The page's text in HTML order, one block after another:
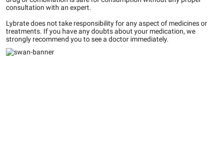
consultation with an expert.
Lybrate does not take responsibility for any aspect of medicines or
treatments. If you have any doubts about your medication, we
strongly recommend you to see a doctor immediately.